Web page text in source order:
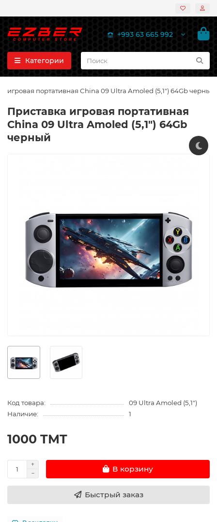
+993 63 665 992
Категории
игровая портативная China 09 Ultra Amoled (5,1") 64Gb черный
Приставка игровая портативная
China 09 Ultra Amoled (5,1") 64Gb
черный
Код товара:
09 Ultra Amoled (5,1")
Наличие:
1
1000 TMT
В корзину
Быстрый заказ